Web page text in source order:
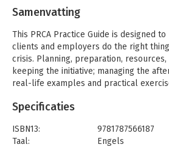
Samenvatting
This PRCA Practice Guide is designed
clients and employers do the right
crisis. Planning, preparation, resources,
keeping the initiative; managing the
real-life examples and practical
Specificaties
ISBN13:
9781787566187
Taal:
Engels